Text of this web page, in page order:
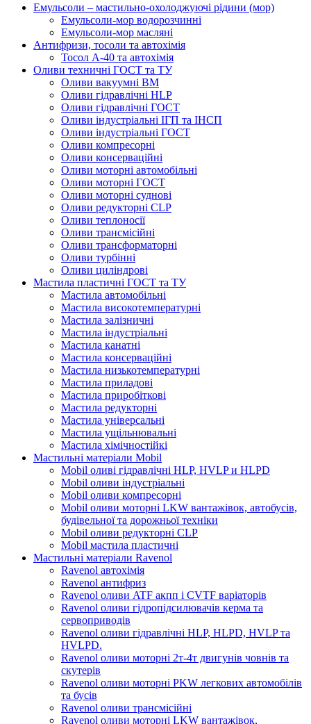
Емульсоли – мастильно-охолоджуючі рідини (мор)
Емульсоли-мор водорозчинні
Емульсоли-мор масляні
Антифризи, тосоли та автохімія
Тосол А-40 та автохімія
Оливи техничні ГОСТ та ТУ
Оливи вакуумні ВМ
Оливи гідравлічні HLP
Оливи гідравлічні ГОСТ
Оливи індустріальні ІГП та ІНСП
Оливи індустріальні ГОСТ
Оливи компресорні
Оливи консерваційні
Оливи моторні автомобільні
Оливи моторні ГОСТ
Оливи моторні суднові
Оливи редукторні CLP
Оливи теплоносії
Оливи трансмісійні
Оливи трансформаторні
Оливи турбінні
Оливи циліндрові
Мастила пластичні ГОСТ та ТУ
Мастила автомобільні
Мастила високотемпературні
Мастила залізничні
Мастила індустріальні
Мастила канатні
Мастила консерваційні
Мастила низькотемпературні
Мастила приладові
Мастила приробіткові
Мастила редукторні
Мастила універсальні
Мастила ущільнювальні
Мастила хімічностійкі
Мастильні матеріали Mobil
Mobil оливі гідравлічні HLP, HVLP и HLPD
Mobil оливи індустріальні
Mobil оливи компресорні
Mobil оливи моторні LKW вантажівок, автобусів,
будівельної та дорожньої техніки
Mobil оливи редукторні CLP
Mobil мастила пластичні
Мастильні матеріали Ravenol
Ravenol автохімія
Ravenol антифриз
Ravenol оливи ATF акпп і CVTF варіаторів
Ravenol оливи гідропідсилювачів керма та
сервоприводів
Ravenol оливи гідравлічні HLP, HLPD, HVLP та
HVLPD.
Ravenol оливи моторні 2т-4т двигунів човнів та
скутерів
Ravenol оливи моторні PKW легкових автомобілів
та бусів
Ravenol оливи трансмісійні
Ravenol оливи моторні LKW вантажівок,